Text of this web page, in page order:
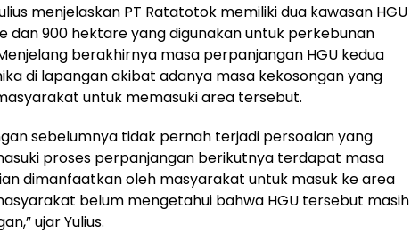
menjelaskan PT Ratatotok memiliki dua kawasan HGU
dan 900 hektare yang digunakan untuk perkebunan
berakhirnya masa perpanjangan HGU kedua
di lapangan akibat adanya masa kekosongan yang
untuk memasuki area tersebut.
sebelumnya tidak pernah terjadi persoalan yang
proses perpanjangan berikutnya terdapat masa
dimanfaatkan oleh masyarakat untuk masuk ke area
belum mengetahui bahwa HGU tersebut masih
ujar Yulius.